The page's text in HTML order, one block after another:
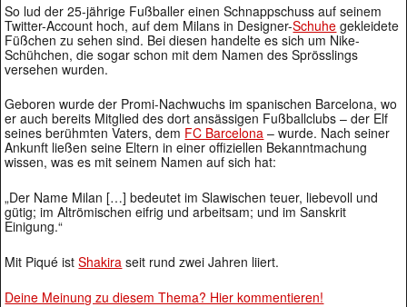
So lud der 25-jährige Fußballer einen Schnappschuss auf seinem
Twitter-Account hoch, auf dem Milans in Designer-Schuhe gekleidete
Füßchen zu sehen sind. Bei diesen handelte es sich um Nike-
Schühchen, die sogar schon mit dem Namen des Sprösslings
versehen wurden.
Geboren wurde der Promi-Nachwuchs im spanischen Barcelona, wo
er auch bereits Mitglied des dort ansässigen Fußballclubs – der Elf
seines berühmten Vaters, dem FC Barcelona – wurde. Nach seiner
Ankunft ließen seine Eltern in einer offiziellen Bekanntmachung
wissen, was es mit seinem Namen auf sich hat:
„Der Name Milan […] bedeutet im Slawischen teuer, liebevoll und
gütig; im Altrömischen eifrig und arbeitsam; und im Sanskrit
Einigung.“
Mit Piqué istShakira seit rund zwei Jahren liiert.
Deine Meinung zu diesem Thema? Hier kommentieren!